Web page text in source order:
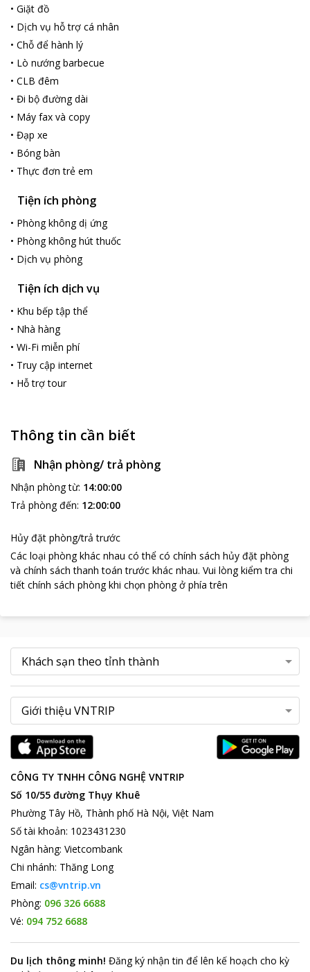
• Giặt đồ
• Dịch vụ hỗ trợ cá nhân
• Chỗ để hành lý
• Lò nướng barbecue
• CLB đêm
• Đi bộ đường dài
• Máy fax và copy
• Đạp xe
• Bóng bàn
• Thực đơn trẻ em
Tiện ích phòng
• Phòng không dị ứng
• Phòng không hút thuốc
• Dịch vụ phòng
Tiện ích dịch vụ
• Khu bếp tập thể
• Nhà hàng
• Wi-Fi miễn phí
• Truy cập internet
• Hỗ trợ tour
Thông tin cần biết
Nhận phòng/ trả phòng
Nhận phòng từ: 14:00:00
Trả phòng đến: 12:00:00
Hủy đặt phòng/trả trước
Các loại phòng khác nhau có thể có chính sách hủy đặt phòng
và chính sách thanh toán trước khác nhau. Vui lòng kiểm tra chi
tiết chính sách phòng khi chọn phòng ở phía trên
CÔNG TY TNHH CÔNG NGHỆ VNTRIP
Số 10/55 đường Thụy Khuê
Phường Tây Hồ, Thành phố Hà Nội, Việt Nam
Số tài khoản: 1023431230
Ngân hàng: Vietcombank
Chi nhánh: Thăng Long
Email: cs@vntrip.vn
Phòng: 096 326 6688
Vé: 094 752 6688
Du lịch thông minh! Đăng ký nhận tin để lên kế hoạch cho kỳ